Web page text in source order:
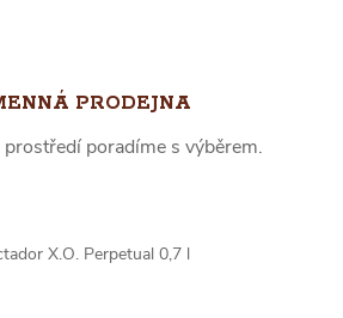
PRODEJNA
poradíme s výběrem.